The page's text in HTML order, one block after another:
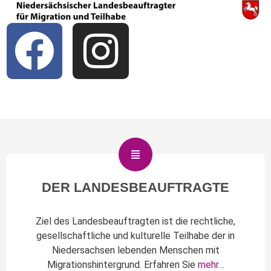
DER LANDESBEAUFTRAGTE
Ziel des Landesbeauftragten ist die rechtliche,
gesellschaftliche und kulturelle Teilhabe der in
Niedersachsen lebenden Menschen mit
Migrationshintergrund. Erfahren Sie mehr…